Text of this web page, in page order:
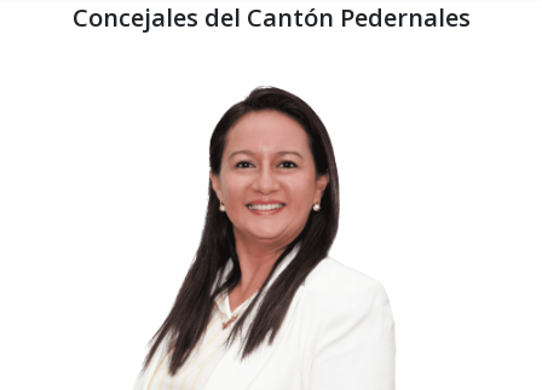
Concejales del Cantón Pedernales